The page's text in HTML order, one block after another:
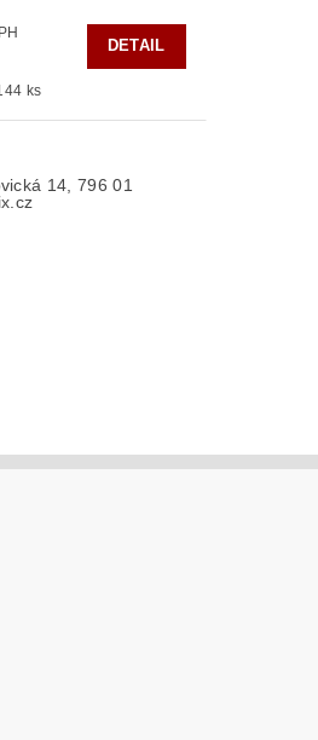
ks
DETAIL
14, 796 01